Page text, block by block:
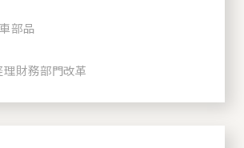
部品
財務部門改革